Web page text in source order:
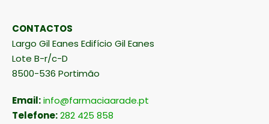
CONTACTOS
Largo Gil Eanes Edifício Gil Eanes
Lote B-r/c-D
8500-536 Portimão
Email:info@farmaciaarade.pt
Telefone:282 425 858